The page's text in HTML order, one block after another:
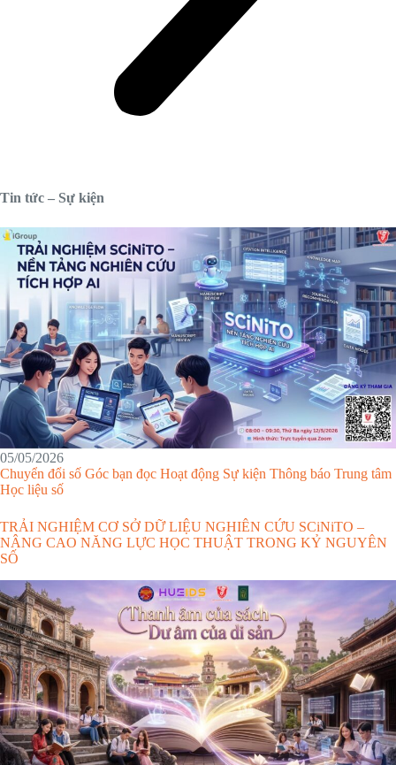
Tin tức – Sự kiện
05/05/2026
Chuyển đổi số Góc bạn đọc Hoạt động Sự kiện Thông báo Trung tâm
Học liệu số
TRẢI NGHIỆM CƠ SỞ DỮ LIỆU NGHIÊN CỨU SCiNiTO –
NÂNG CAO NĂNG LỰC HỌC THUẬT TRONG KỶ NGUYÊN
SỐ